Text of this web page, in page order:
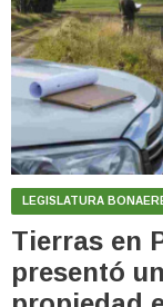
LEGISLATURA
Tierras en
presentó